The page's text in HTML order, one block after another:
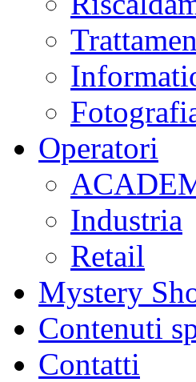
Operatori
Industria
Retail
Mystery
Contenuti
Contatti